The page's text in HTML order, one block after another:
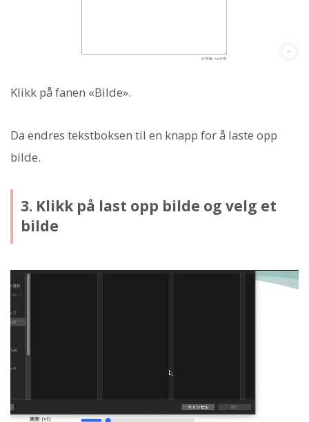
Klikk på fanen «Bilde».
Da endres tekstboksen til en knapp for å laste opp
bilde.
3. Klikk på last opp bilde og velg et
bilde